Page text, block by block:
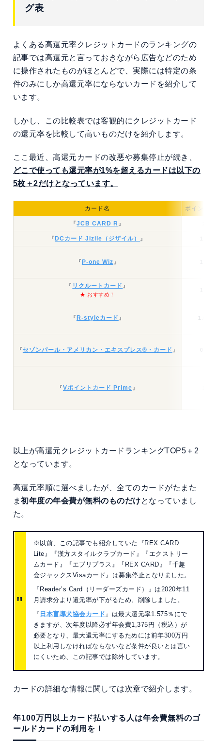
グ表
よくある高還元率クレジットカードのランキングの
記事では高還元と言っておきながら広告などのため
に操作されたものがほとんどで、実際には特定の条
件のみにしか高還元率にならないカードを紹介して
います。
しかし、この比較表では客観的にクレジットカード
の還元率を比較して高いものだけを紹介します。
ここ最近、高還元カードの改悪や募集停止が続き、
どこで使っても還元率が1%を超えるカードは以下の
5枚＋2だけとなっています。
カード名 ポイント
『JCB CARD R 』
『 DCカード Jizile（ジザイル） 』
『 P-one Wiz 』
『 リクルートカード 』
★ おすすめ！
『 R-styleカード 』
『セゾンパール・アメリカン・エキスプレス®・カード 』
『Vポイントカード Prime 』
以上が高還元クレジットカードランキングTOP5＋2
となっています。
高還元率順に選べましたが、全てのカードがたまた
ま初年度の年会費が無料のものだけとなっていまし
た。
※以前、この記事でも紹介していた『REX CARD
Lite』『漢方スタイルクラブカード』『エクストリー
ムカード』『エブリプラス』『REX CARD』『千趣
会ジャックスVisaカード』は募集停止となりました。
『Reader’s Card（リーダーズカード）』は2020年11
月請求分より還元率が下がるため、削除しました。
『 日本盲導犬協会カード』は最大還元率1.575％にで
きますが、次年度以降必ず年会費1,375円（税込）が
必要となり、最大還元率にするためには前年300万円
以上利用しなければならないなど条件が良いとは言い
にくいため、この記事では除外しています。
カードの詳細な情報に関しては次章で紹介します。
年100万円以上カード払いする人は年会費無料のゴ
ールドカードの利用を！